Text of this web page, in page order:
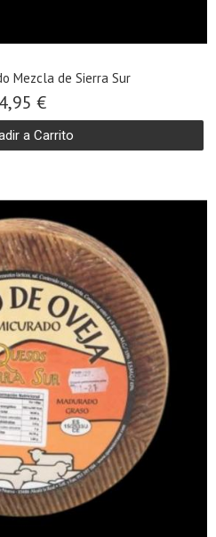
Mezcla de Sierra Sur
€
a Carrito